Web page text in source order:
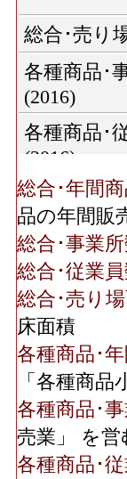
総合･売り
各種商品･
(2016)
各種商品･
(2016)
織物衣服･
(2016)
織物衣服･
(2016)
飲食料･年
(2016)
飲食料･事
飲食料･従
総合･年間
品の年間販
総合･事業
総合･従業
総合･売り
床面積
各種商品･
「各種商
各種商品･
売業」 を営
各種商品･